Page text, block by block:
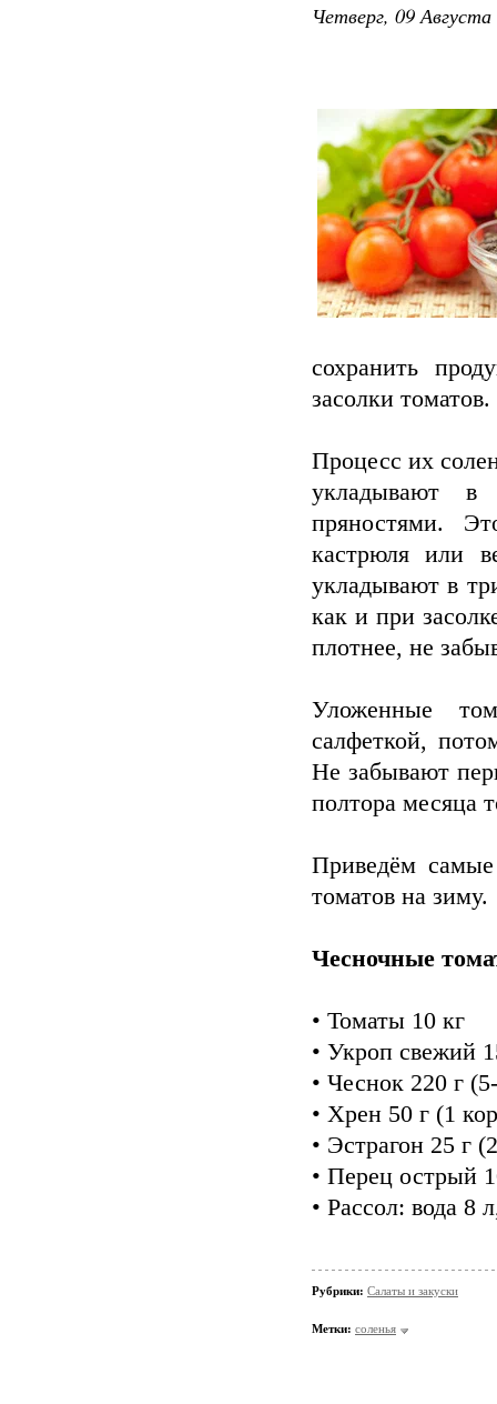
Четверг, 09
сохранить
засолки томатов.
Процесс их
укладывают в
пряностями.
кастрюля или
укладывают в
как и при
плотнее, не
Уложенные
салфеткой,
Не забывают
полтора месяца
Приведём
томатов на зиму.
Чесночные
• Томаты 10 кг
• Укроп свежий
• Чеснок 220 г
• Хрен 50 г (1
• Эстрагон 25 г
• Перец острый
• Рассол: вода 8
Рубрики: Салаты и закуски
Метки: соленья